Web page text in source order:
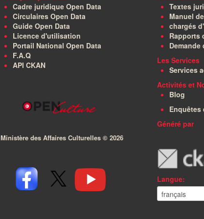
Cadre juridique Open Data
Circulaires Open Data
Guide Open Data
Licence d'utilisation
Portail National Open Data
F.A.Q
API CKAN
Ministère des Affaires Culturelles © 2026
Textes
Manuel
chargés
Rapports
Les Services
Services
Activités et
Blog
Enquêtes
Généré par
Langue